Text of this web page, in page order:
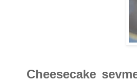
Cheesecake